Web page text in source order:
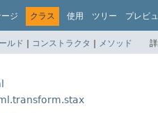
ジ クラス 使用 ツリー プレビ
ルド | コンストラクタ | メソッド